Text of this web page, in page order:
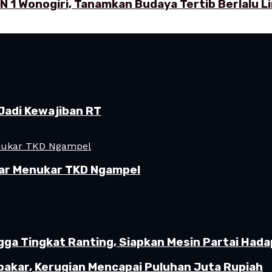
1 Wonogiri, Tanamkan Budaya Tertib Berlalu
Kewajiban RT
Menukar TKD Ngampel
Tingkat Ranting, Siapkan Mesin Partai
Kerugian Mencapai Puluhan Juta Rupiah